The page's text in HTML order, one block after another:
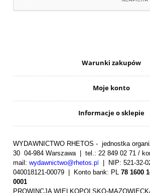
Warunki zakupów
Moje konto
Informacje o sklepie
WYDAWNICTWO RHETOS - jednostka
30 04-984 Warszawa | tel.: 22 849 02 71 /
mail: wydawnictwo@rhetos.p
| NIP: 521-32-
040018121-00079 |
Konto bank: PL 78 1600
0001
PROWINCJA WIELKOPOLSKO-